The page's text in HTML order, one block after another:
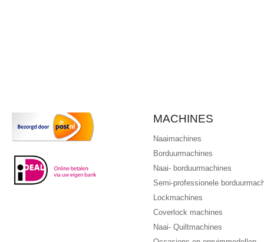
MACHINES
Naaimachines
Borduurmachines
Naai- borduurmachines
Semi-professionele
Lockmachines
Coverlock machines
Naai- Quiltmachines